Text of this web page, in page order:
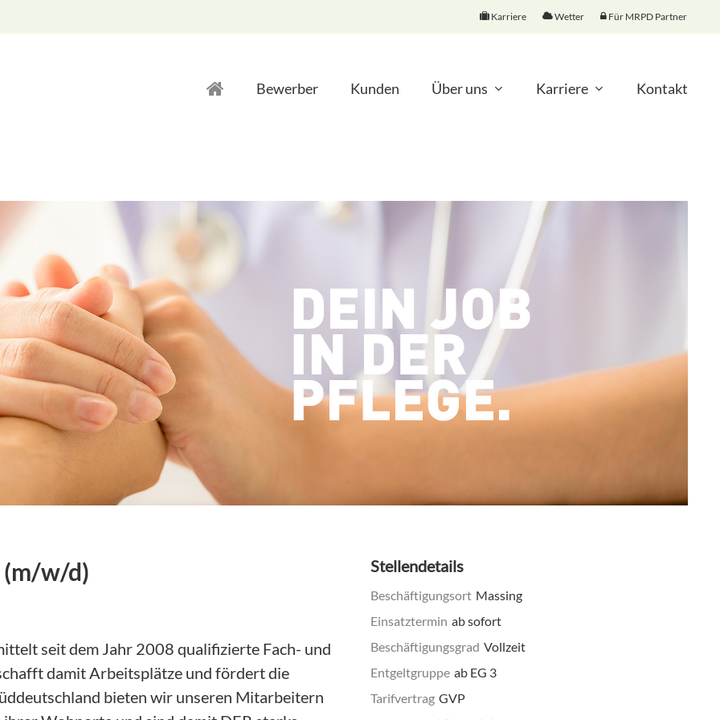
Karriere Wetter Für MRPD Partner
Bewerber Kunden Über uns Karriere Kontakt
(m/w/d)
seit dem Jahr 2008 qualifizierte Fach- und
damit Arbeitsplätze und fördert die
bieten wir unseren Mitarbeitern
Stellendetails
Beschäftigungsort Massing
Einsatztermin ab sofort
Beschäftigungsgrad Vollzeit
Entgeltgruppe ab EG 3
Tarifvertrag GVP